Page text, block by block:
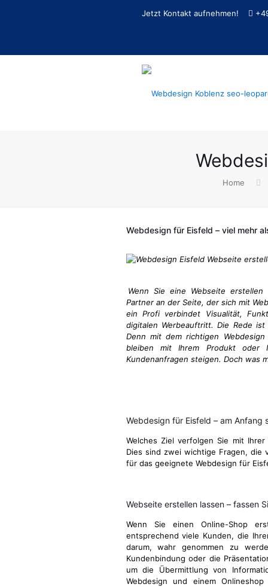
Jetzt Kontakt aufnehmen!
Home
Webdesign für Eisfeld – viel mehr
Wenn Sie eine Webseite
Partner an der Seite, der sich mit
ein Profi verbindet Visualität,
digitalen Werbeauftritt. Die Rede
Denn mit dem richtigen
bleiben mit Ihrem Produkt oder
Kundenanfragen steigen. Doch was
Webdesign für Eisfeld – am
Welches Ziel verfolgen Sie mit
Dies sind zwei wichtige Fragen, die
für das geeignete Webdesign für
Webseite erstellen lassen – fassen
Wenn Sie einen Online-Shop
entsprechend viele Kunden, die
darum, wahr genommen zu
Kundenbindung oder die
um die Übermittlung von
Webdesign und einem